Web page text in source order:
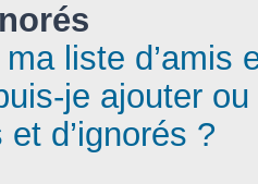
liste d’amis
je ajouter
et d’ignorés ?